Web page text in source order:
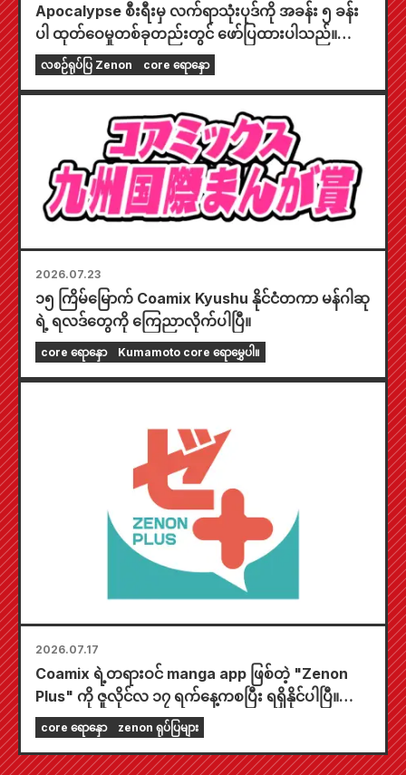
Apocalypse စီးရီးမှ လက်ရာသုံးပုဒ်ကို အခန်း ၅ ခန်း
ပါ ထုတ်ဝေမှုတစ်ခုတည်းတွင် ဖော်ပြထားပါသည်။
"၂၀၂၆ ခုနှစ် စက်တင်ဘာလထုတ် Monthly Comic
Zenon" ကို ဇူလိုင်လ ၂၄ ရက်နေ့တွင် ရောင်းချပေးပါ
မည်။
လစဉ်ရုပ်ပြ Zenon core ရောနှော
2026.07.23
၁၅ ကြိမ်မြောက် Coamix Kyushu နိုင်ငံတကာ မန်ဂါဆု
ရဲ့ ရလဒ်တွေကို ကြေညာလိုက်ပါပြီ။
core ရောနှော Kumamoto core ရောမွှေပါ။
2026.07.17
Coamix ရဲ့တရားဝင် manga app ဖြစ်တဲ့ "Zenon
Plus" ကို ဇူလိုင်လ ၁၇ ရက်နေ့ကစပြီး ရရှိနိုင်ပါပြီ။
"သင့်ရဲ့ပထမဆုံးအခမဲ့အခန်းကို ရွေးချယ်ပါ" နဲ့ "နေ့စဉ်
အပ်ဒိတ်များ" အပါအဝင် သင့်ကို အပြည့်အဝဖျော်ဖြေမှု
ပေးနိုင်မယ့် feature တွေ အများကြီးပါဝင်ပါတယ်။
core ရောနှော zenon ရုပ်ပြများ